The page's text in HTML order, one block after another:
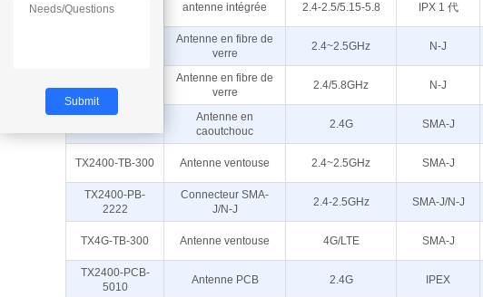
3810
antenne intégrée 2.4-2.5/5.15-5.8 IPX 1 代
Antenne en fibre de
verre
2.4~2.5GHz N-J
TXWF-BLG-26
Antenne en fibre de
verre
2.4/5.8GHz N-J
Antenne en
caoutchouc
2.4G SMA-J
TX2400-TB-300 Antenne ventouse 2.4~2.5GHz SMA-J
TX2400-PB-
2222
Connecteur SMA-
J/N-J
2.4-2.5GHz SMA-J/N-J
TX4G-TB-300 Antenne ventouse 4G/LTE SMA-J
TX2400-PCB-
5010
Antenne PCB 2.4G IPEX